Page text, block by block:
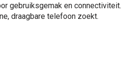
gebruiksgemak en connectiviteit.
draagbare telefoon zoekt.